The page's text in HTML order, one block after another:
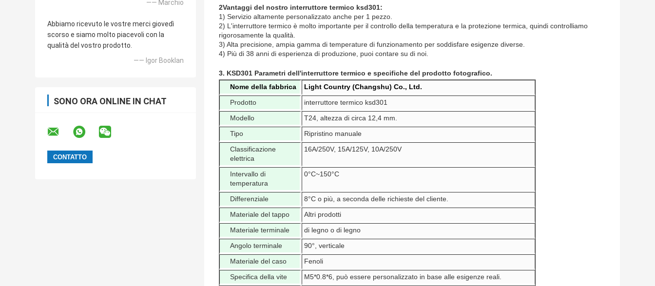
—— Marchio
Abbiamo ricevuto le vostre merci giovedì
scorso e siamo molto piacevoli con la
qualità del vostro prodotto.
—— Igor Booklan
SONO ORA ONLINE IN CHAT
2Vantaggi del nostro interruttore termico ksd301:
1) Servizio altamente personalizzato anche per 1 pezzo.
2) L'interruttore termico è molto importante per il controllo della temperatura e la protezione termica, quindi controlliamo
rigorosamente la qualità.
3) Alta precisione, ampia gamma di temperature di funzionamento per soddisfare esigenze diverse.
4) Più di 38 anni di esperienza di produzione, puoi contare su di noi.
3. KSD301 Parametri dell'interruttore termico e specifiche del prodotto fotografico.
Nome della fabbrica
Light Country (Changshu) Co., Ltd.
Prodotto
interruttore termico ksd301
Modello
T24, altezza di circa 12,4 mm.
Tipo
Ripristino manuale
Classificazione
elettrica
16A/250V, 15A/125V, 10A/250V
Intervallo di
temperatura
0°C~150°C
Differenziale
8°C o più, a seconda delle richieste del cliente.
Materiale del tappo
Altri prodotti
Materiale terminale
di legno o di legno
Angolo terminale
90°, verticale
Materiale del caso
Fenoli
Specifica della vite
M5*0.8*6, può essere personalizzato in base alle esigenze reali.